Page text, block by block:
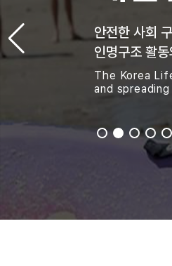
안전한 사회
인명구조 활
The Korea
and